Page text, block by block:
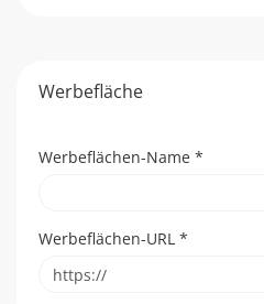
Werbefläche
Werbeflächen-Name *
Werbeflächen-URL *